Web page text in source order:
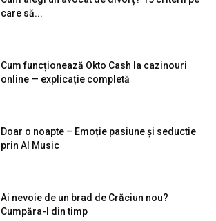
care să...
Cum funcționează Okto Cash la cazinouri
online — explicație completă
Doar o noapte – Emoție pasiune și seductie
prin AI Music
Ai nevoie de un brad de Crăciun nou?
Cumpăra-l din timp